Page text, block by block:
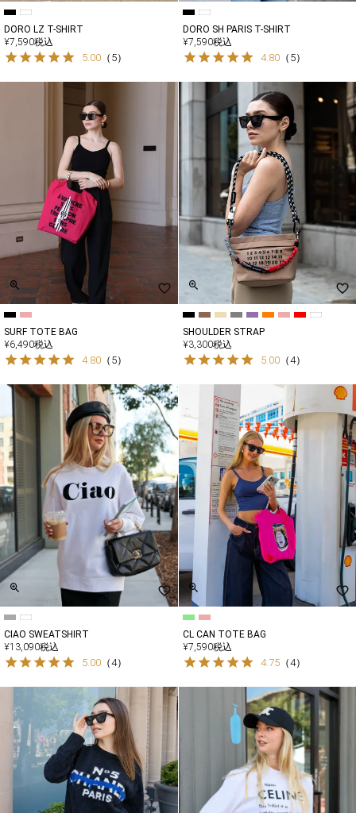
DORO LZ T-SHIRT
¥7,590税込
5.00 （ 5）
DORO SH PARIS T-SHIRT
¥7,590税込
4.80（ 5）
SURF TOTE BAG
¥6,490税込
4.80 （ 5）
SHOULDER STRAP
¥3,300税込
5.00（4）
CIAO SWEATSHIRT
¥13,090税込
5.00 （4）
CL CAN TOTE BAG
¥7,590税込
4.75（4）